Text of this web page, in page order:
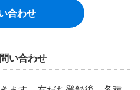
合わせ
い合わせ